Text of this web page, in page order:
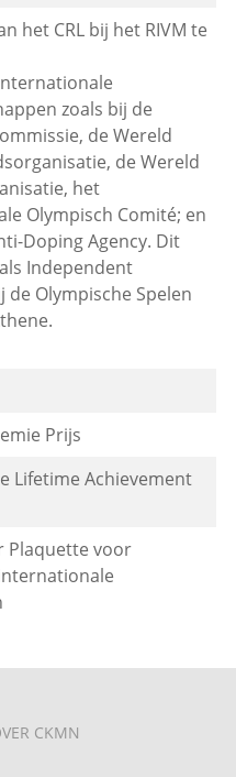
het CRL bij het RIVM te
zoals bij de
de Wereld
de Wereld
het
Olympisch Comité; en
Doping Agency. Dit
Independent
de Olympische Spelen
Prijs
Lifetime Achievement
Plaquette voor
CKMN